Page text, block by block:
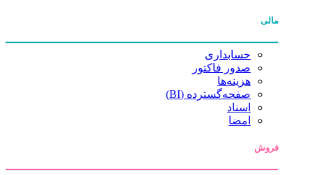
مالی
حسابداری
صدور فاکتور
هزینه‌ها
صفحه‌گسترده (BI)
اسناد
امضا
فروش